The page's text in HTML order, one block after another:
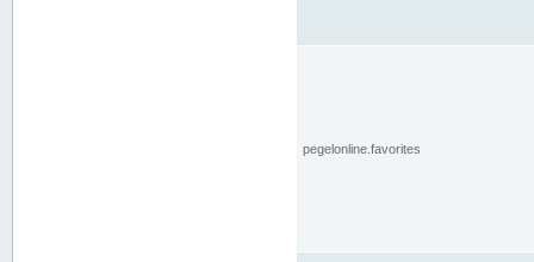
pegelonline.favorites